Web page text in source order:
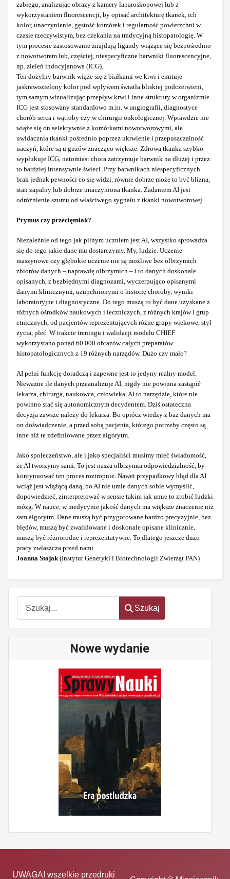
Szukaj
Szukaj
Nowe wydanie
zabiegu, analizując obrazy z kamery laparoskopowej lub z
wykorzystaniem fluorescencji, by opisać architekturę tkanek, ich
kolor, unaczynienie, gęstość komórek i regularność powierzchni w
czasie rzeczywistym, bez czekania na tradycyjną histopatologię. W
tym procesie zastosowanie znajdują ligandy wiążące się bezpośrednio
z nowotworem lub, częściej, niespecyficzne barwniki fluorescencyjne,
np. zieleń indocyjanowa (ICG).
Ten dożylny barwnik wiąże się z białkami we krwi i emituje
jaskrawozielony kolor pod wpływem światła bliskiej podczerwieni,
tym samym wizualizując przepływ krwi i inne struktury w organizmie.
ICG jest stosowany standardowo m.in. w angiografii, diagnostyce
chorób serca i wątroby czy w chirurgii onkologicznej. Wprawdzie nie
wiąże się on selektywnie z komórkami nowotworowymi, ale
uwidacznia tkanki pośrednio poprzez ukrwienie i przepuszczalność
naczyń, które są u guzów znacząco większe. Zdrowa tkanka szybko
wypłukuje ICG, natomiast chora zatrzymuje barwnik na dłużej i przez
to bardziej intensywnie świeci. Przy barwnikach niespecyficznych
brak jednak pewności co się widzi, równie dobrze może to być blizna,
stan zapalny lub dobrze unaczyniona tkanka. Zadaniem AI jest
odróżnienie szumu od właściwego sygnału z tkanki nowotworowej.
Prymus czy przeciętniak?
Niezależnie od tego jak pilnym uczniem jest AI, wszystko sprowadza
się do tego jakie dane mu dostarczymy. My, ludzie. Uczenie
maszynowe czy głębokie uczenie nie są możliwe bez olbrzymich
zbiorów danych – naprawdę olbrzymich – i to danych doskonale
opisanych, z bezbłędnymi diagnozami, wyczerpująco opisanymi
danymi klinicznymi, uzupełnionymi o historię choroby, wyniki
laboratoryjne i diagnostyczne. Do tego muszą to być dane uzyskane z
różnych ośrodków naukowych i leczniczych, z różnych krajów i grup
etnicznych, od pacjentów reprezentujących różne grupy wiekowe, styl
życia, płeć. W trakcie treningu i walidacji modelu CHIEF
wykorzystano ponad 60 000 obrazów całych preparatów
histopatologicznych z 19 różnych narządów. Dużo czy mało?
AI pełni funkcję doradczą i zapewne jest to jedyny realny model.
Nieważne ile danych przeanalizuje AI, nigdy nie powinna zastąpić
lekarza, chirurga, naukowca, człowieka. AI to narzędzie, które nie
powinno stać się autonomicznym decydentem. Dziś ostateczna
decyzja zawsze należy do lekarza. Bo oprócz wiedzy z baz danych ma
on doświadczenie, a przed sobą pacjenta, którego potrzeby często są
inne niż te zdefiniowane przez algorytm.
Jako społeczeństwo, ale i jako specjaliści musimy mieć świadomość,
że AI tworzymy sami. To jest nasza olbrzymia odpowiedzialność, by
kontynuować ten proces roztropnie. Nawet przypadkowy błąd dla AI
wciąż jest wiążącą daną, bo AI nie umie danych sobie wymyślić,
dopowiedzieć, zinterpretować w sensie takim jak umie to zrobić ludzki
mózg. W nauce, w medycynie jakość danych ma większe znaczenie niż
sam algorytm. Dane muszą być przygotowane bardzo precyzyjnie, bez
błędów, muszą być zwalidowane i doskonale opisane klinicznie,
muszą być różnorodne i reprezentatywne. To dlatego jeszcze dużo
pracy zwłaszcza przed nami.
Joanna Stojak(Instytut Genetyki i Biotechnologii Zwierząt PAN)
UWAGA! wszelkie przedruki